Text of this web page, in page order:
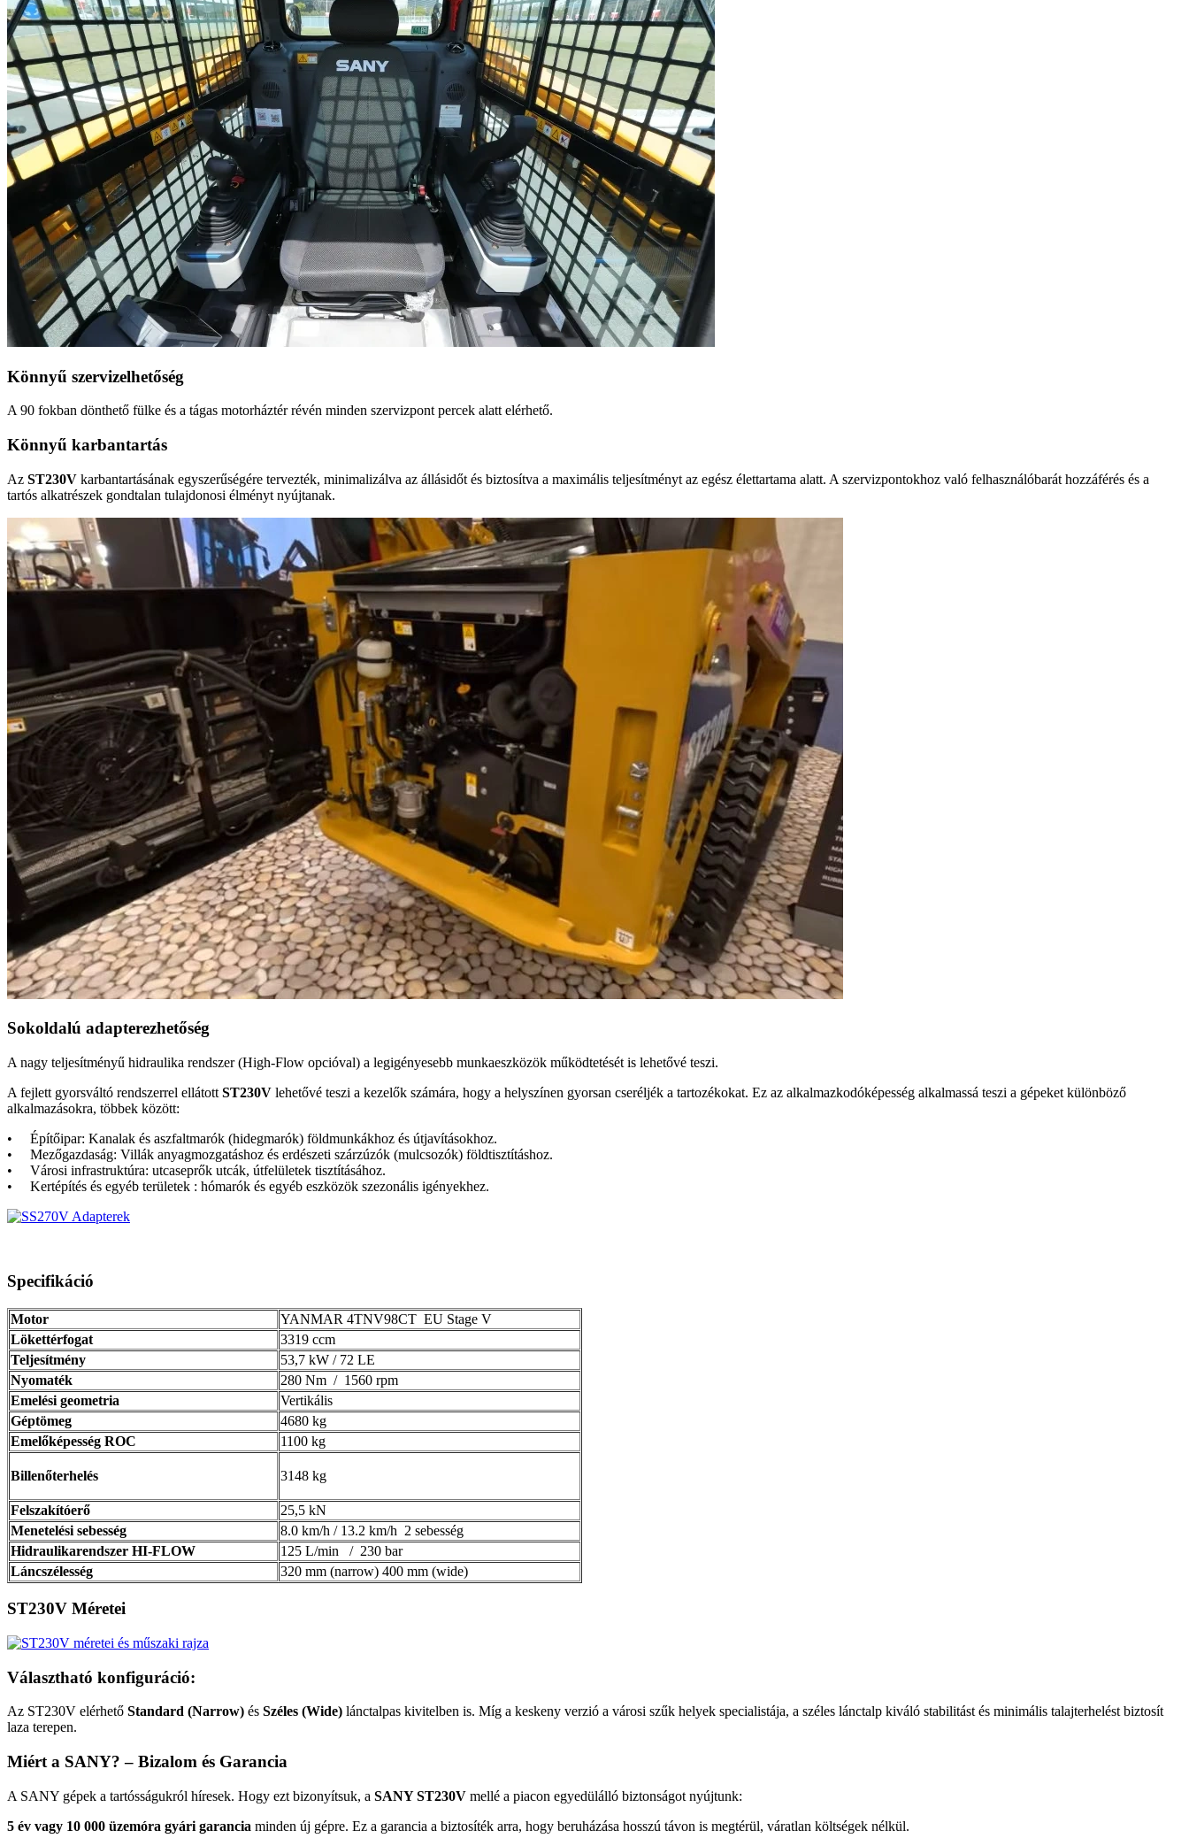
Könnyű szervizelhetőség
A 90 fokban dönthető fülke és a tágas motorháztér révén minden szervizpont percek alatt elérhető.
Könnyű karbantartás
Az ST230V karbantartásának egyszerűségére tervezték, minimalizálva az állásidőt és biztosítva a maximális teljesítményt az egész élettartama alatt. A szervizpontokhoz való felhasználóbarát hozzáférés és a
tartós alkatrészek gondtalan tulajdonosi élményt nyújtanak.
Sokoldalú adapterezhetőség
A nagy teljesítményű hidraulika rendszer (High-Flow opcióval) a legigényesebb munkaeszközök működtetését is lehetővé teszi.
A fejlett gyorsváltó rendszerrel ellátott ST230V lehetővé teszi a kezelők számára, hogy a helyszínen gyorsan cseréljék a tartozékokat. Ez az alkalmazkodóképesség alkalmassá teszi a gépeket különböző
alkalmazásokra, többek között:
• Építőipar: Kanalak és aszfaltmarók (hidegmarók) földmunkákhoz és útjavításokhoz.
• Mezőgazdaság: Villák anyagmozgatáshoz és erdészeti szárzúzók (mulcsozók) földtisztításhoz.
• Városi infrastruktúra: utcaseprők utcák, útfelületek tisztításához.
• Kertépítés és egyéb területek : hómarók és egyéb eszközök szezonális igényekhez.
Specifikáció
Motor
YANMAR 4TNV98CT EU Stage V
Lökettérfogat
3319 ccm
Teljesítmény
53,7 kW / 72 LE
Nyomaték
280 Nm / 1560 rpm
Emelési geometria
Vertikális
Géptömeg
4680 kg
Emelőképesség ROC
1100 kg
Billenőterhelés 3148 kg
Felszakítóerő
25,5 kN
Menetelési sebesség
8.0 km/h / 13.2 km/h 2 sebesség
Hidraulikarendszer HI-FLOW
125 L/min / 230 bar
Láncszélesség
320 mm (narrow) 400 mm (wide)
ST230V Méretei
Választható konfiguráció:
Az ST230V elérhető Standard (Narrow) és Széles (Wide) lánctalpas kivitelben is. Míg a keskeny verzió a városi szűk helyek specialistája, a széles lánctalp kiváló stabilitást és minimális talajterhelést biztosít
laza terepen.
Miért a SANY? – Bizalom és Garancia
A SANY gépek a tartósságukról híresek. Hogy ezt bizonyítsuk, a SANY ST230V mellé a piacon egyedülálló biztonságot nyújtunk:
5 év vagy 10 000 üzemóra gyári garancia minden új gépre. Ez a garancia a biztosíték arra, hogy beruházása hosszú távon is megtérül, váratlan költségek nélkül.